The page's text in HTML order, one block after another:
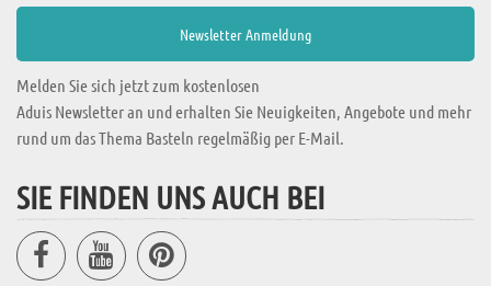
Melden Sie sich jetzt zum kostenlosen
Aduis Newsletter an und erhalten Sie Neuigkeiten, Angebote und mehr
rund um das Thema Basteln regelmäßig per E-Mail.
SIE FINDEN UNS AUCH BEI